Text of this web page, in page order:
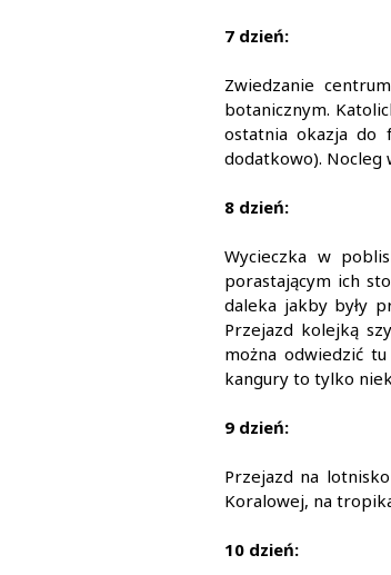
7 dzień:
Zwiedzanie
botanicznym.
ostatnia okazja do
dodatkowo). Nocleg
8 dzień:
Wycieczka w
porastającym ich
daleka jakby były
Przejazd kolejką
można odwiedzić
kangury to tylko
9 dzień:
Przejazd na
Koralowej, na
10 dzień: